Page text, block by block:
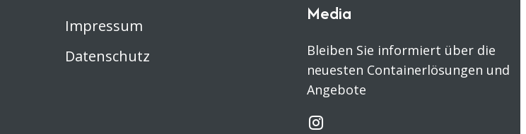
Impressum
Datenschutz
Media
Bleiben Sie informiert über die
neuesten Containerlösungen und
Angebote